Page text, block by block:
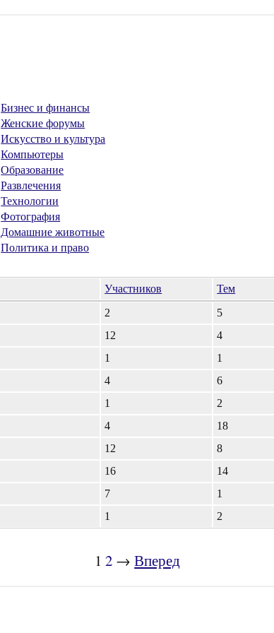
Бизнес и финансы
Женские форумы
Искусство и культура
Компьютеры
Образование
Развлечения
Технологии
Фотография
Домашние животные
Политика и право
Участников Тем
2 5
12 4
1 1
4 6
1 2
4 18
12 8
16 14
7 1
1 2
12 →Вперед